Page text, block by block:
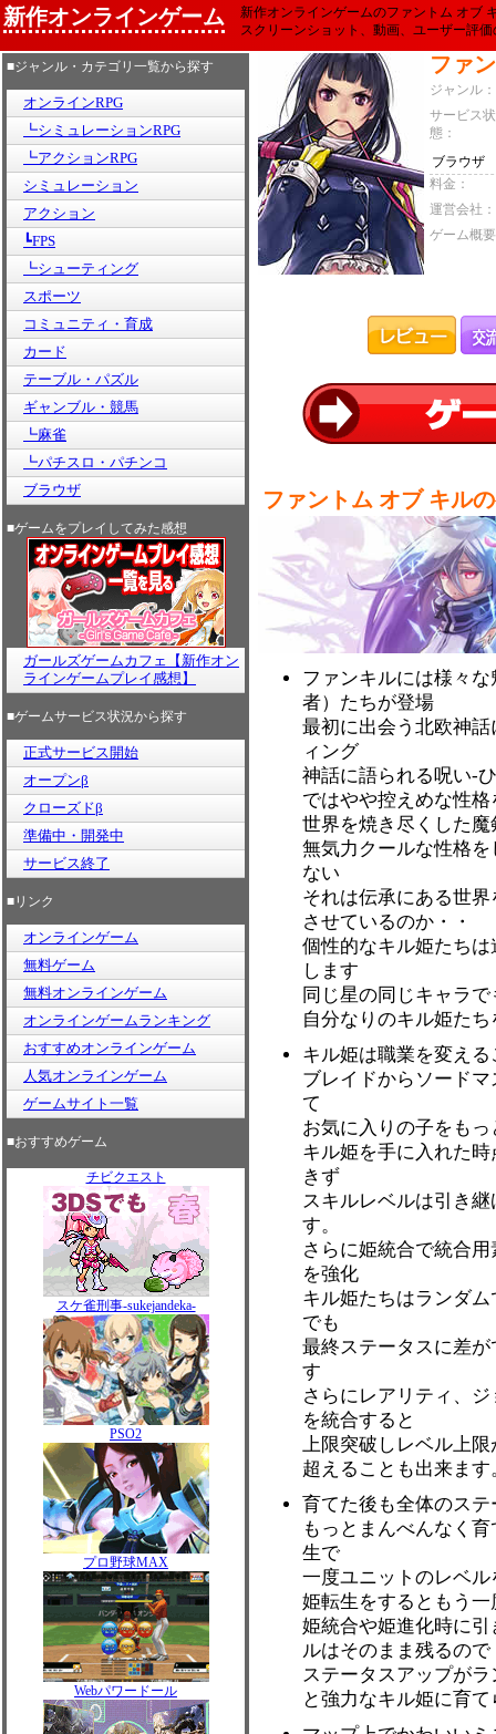
新作オンラインゲーム
新作オンラインゲームのファントム オブ
スクリーンショット、動画、ユーザー評
■ジャンル・カテゴリ一覧から探す
オンラインRPG
┗シミュレーションRPG
┗アクションRPG
シミュレーション
アクション
┗FPS
┗シューティング
スポーツ
コミュニティ・育成
カード
テーブル・パズル
ギャンブル・競馬
┗麻雀
┗パチスロ・パチンコ
ブラウザ
■ゲームをプレイしてみた感想
ガールズゲームカフェ【新作オン
ラインゲームプレイ感想】
■ゲームサービス状況から探す
正式サービス開始
オープンβ
クローズドβ
準備中・開発中
サービス終了
■リンク
オンラインゲーム
無料ゲーム
無料オンラインゲーム
オンラインゲームランキング
おすすめオンラインゲーム
人気オンラインゲーム
ゲームサイト一覧
■おすすめゲーム
チビクエスト
スケ雀刑事-sukejandeka-
PSO2
プロ野球MAX
Webパワードール
ファ
ジャンル：
サービス状
態：
ブラウザ
料金：
運営会社：
ゲーム概
ファントム オブ キル
ファンキルには様々
者）たちが登場
最初に出会う北欧神
ィング
神話に語られる呪い-
ではやや控えめな性
世界を焼き尽くした
無気力クールな性格
ない
それは伝承にある世
させているのか・・
個性的なキル姫たち
します
同じ星の同じキャラ
自分なりのキル姫た
キル姫は職業を変え
ブレイドからソード
て
お気に入りの子をも
キル姫を手に入れた
きず
スキルレベルは引き
す。
さらに姫統合で統合
を強化
キル姫たちはランダ
でも
最終ステータスに差
す
さらにレアリティ、
を統合すると
上限突破しレベル上
超えることも出来ます
育てた後も全体のス
もっとまんべんなく
生で
一度ユニットのレベ
姫転生をするともう
姫統合や姫進化時に
ルはそのまま残るので
ステータスアップが
と強力なキル姫に育